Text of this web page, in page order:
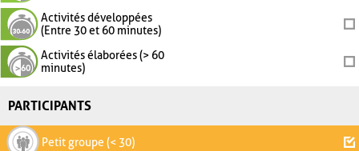
Activités développées
(Entre 30 et 60 minutes)
Activités élaborées (> 60
minutes)
PARTICIPANTS
Petit groupe (< 30)